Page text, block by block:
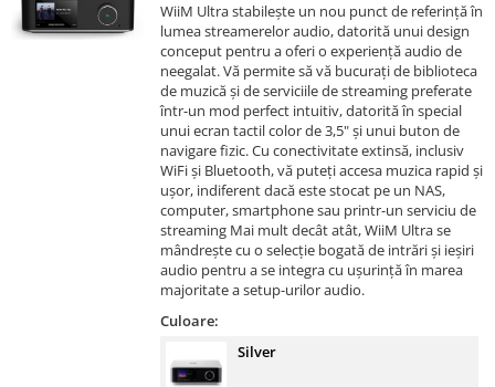
WiiM Ultra stabilește un nou punct de referință în
lumea streamerelor audio, datorită unui design
conceput pentru a oferi o experiență audio de
neegalat. Vă permite să vă bucurați de biblioteca
de muzică și de serviciile de streaming preferate
într-un mod perfect intuitiv, datorită în special
unui ecran tactil color de 3,5" și unui buton de
navigare fizic. Cu conectivitate extinsă, inclusiv
WiFi și Bluetooth, vă puteți accesa muzica rapid și
ușor, indiferent dacă este stocat pe un NAS,
computer, smartphone sau printr-un serviciu de
streaming Mai mult decât atât, WiiM Ultra se
mândrește cu o selecție bogată de intrări și ieșiri
audio pentru a se integra cu ușurință în marea
majoritate a setup-urilor audio.
Culoare:
Silver